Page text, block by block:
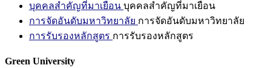
บุคคลสำคัญที่มาเยือน บุคคลสำคัญที่มาเยือน
การจัดอันดับมหาวิทยาลัย การจัดอันดับมหาวิทยาลัย
การรับรองหลักสูตร การรับรองหลักสูตร
Green University